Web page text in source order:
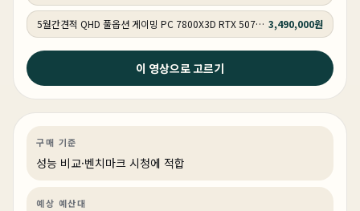
5월간견적 QHD 풀옵션 게이밍 PC 7800X3D RTX 5070 GY507 3,490,000원
이 영상으로 고르기
영상편집·디자인
2026년 4월 20일
285K 팀킬하는 미친 성능 ! 프리미어 & 애펙 전문가용
270k 컴퓨터 추천 !
구매 기준
성능 비교·벤치마크 시청에 적합
예상 예산대